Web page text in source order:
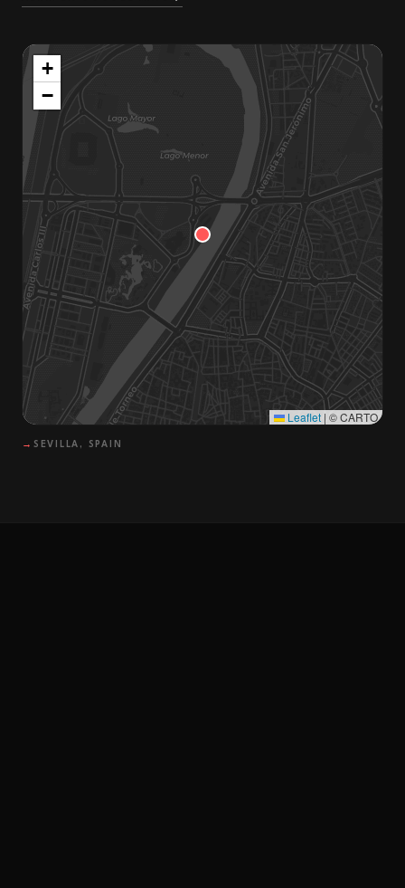
+
−
Leaflet | © CARTO
→ SEVILLA, SPAIN